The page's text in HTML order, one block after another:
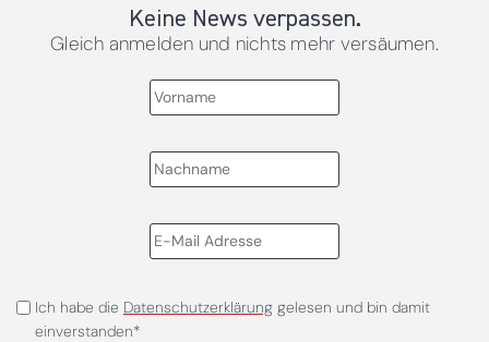
Keine News verpassen.
Gleich anmelden und nichts mehr versäumen.
Ich habe die Datenschutzerklärunggelesen und bin damit
einverstanden*